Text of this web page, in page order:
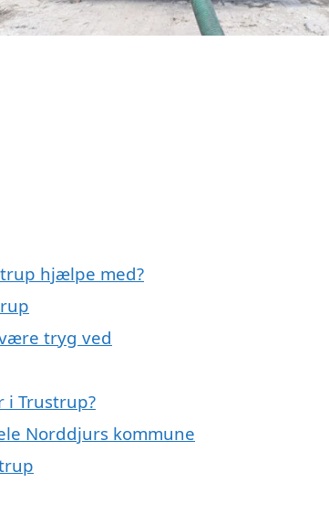
hjælpe med?
tryg ved
i Trustrup?
Norddjurs kommune